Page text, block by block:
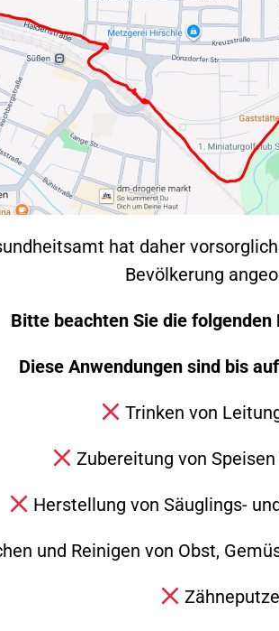
entzündete ein
Feuerwehr Süßen
den Brand gelöscht.
hat daher
Bevölkerung
Bitte beachten Sie die
Diese Anwendungen sind bis
Trinken von
Zubereitung von
Herstellung von Säuglings-
und Reinigen von Obst,